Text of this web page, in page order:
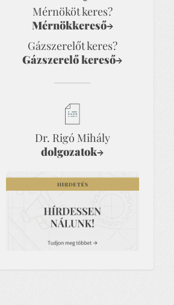
Mérnököt keres?
Mérnökkereső→
Gázszerelőt keres?
Gázszerelő kereső→
Dr. Rigó Mihály
dolgozatok→